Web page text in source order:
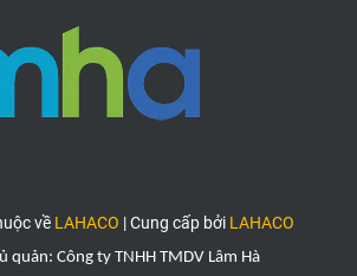
về LAHACO |Cung cấp bởi LAHACO
quản: Công ty TNHH TMDV Lâm Hà